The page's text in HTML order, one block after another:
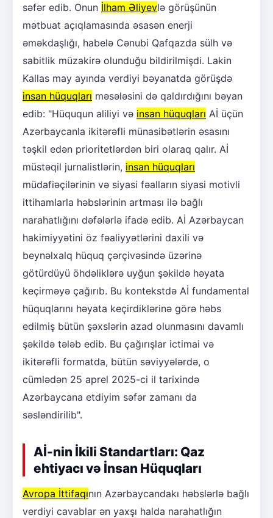
səfər edib. Onun İlham Əliyevlə görüşünün
mətbuat açıqlamasında əsasən enerji
əməkdaşlığı, habelə Cənubi Qafqazda sülh və
sabitlik müzakirə olunduğu bildirilmişdi. Lakin
Kallas may ayında verdiyi bəyanatda görüşdə
insan hüquqları məsələsini də qaldırdığını bəyan
edib: "Hüququn aliliyi və insan hüquqları Aİ üçün
Azərbaycanla ikitərəfli münasibətlərin əsasını
təşkil edən prioritetlərdən biri olaraq qalır. Aİ
müstəqil jurnalistlərin, insan hüquqları
müdafiəçilərinin və siyasi fəalların siyasi motivli
ittihamlarla həbslərinin artması ilə bağlı
narahatlığını dəfələrlə ifadə edib. Aİ Azərbaycan
hakimiyyətini öz fəaliyyətlərini daxili və
beynəlxalq hüquq çərçivəsində üzərinə
götürdüyü öhdəliklərə uyğun şəkildə həyata
keçirməyə çağırıb. Bu kontekstdə Aİ fundamental
hüquqlarını həyata keçirdiklərinə görə həbs
edilmiş bütün şəxslərin azad olunmasını davamlı
şəkildə tələb edib. Bu çağırışlar ictimai və
ikitərəfli formatda, bütün səviyyələrdə, o
cümlədən 25 aprel 2025-ci il tarixində
Azərbaycana etdiyim səfər zamanı da
səsləndirilib".
Aİ-nin İkili Standartları: Qaz
ehtiyacı və İnsan Hüquqları
Avropa İttifaqının Azərbaycandakı həbslərlə bağlı
verdiyi cavablar ən yaxşı halda narahatlığın